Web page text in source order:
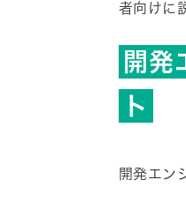
者向けに
開発
ト
開発エン